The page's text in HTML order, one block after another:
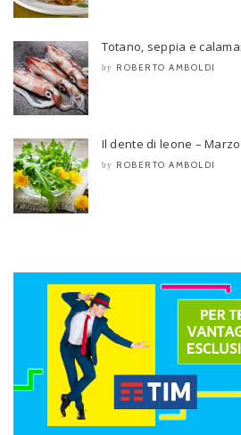
Totano, seppia e
by ROBERTO AMBOLDI
Il dente di leone –
by ROBERTO AMBOLDI